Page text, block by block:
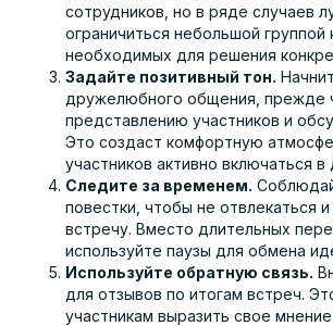
сотрудников, но в ряде случаев
ограничиться небольшой
необходимых для решения
Задайте позитивный тон.
дружелюбного общения, прежде
представлению участников и
Это создаст комфортную
участников активно включаться в
Следите за временем.
повестки, чтобы не отвлекаться и
встречу. Вместо длительных
используйте паузы для обмена
Используйте обратную связь.
для отзывов по итогам встреч.
участникам выразить свое